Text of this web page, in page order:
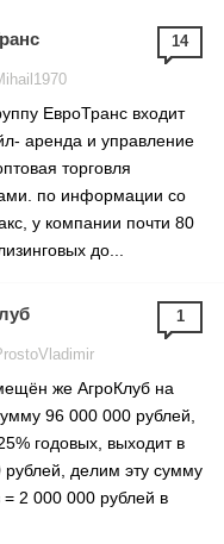
ЕвроТранс входит
аренда и управление
торговля
по информации со
у компании почти 80
до...
14
же АгроКлуб на
96 000 000 рублей,
годовых, выходит в
рублей, делим эту сумму
2 000 000 рублей в
1